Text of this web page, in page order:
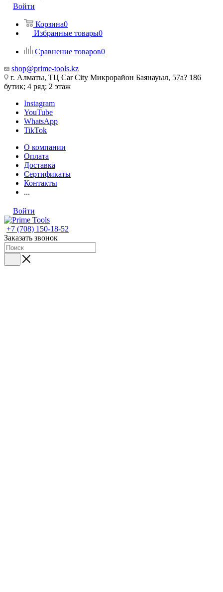
Войти
Корзина0
Избранные товары0
Сравнение товаров0
shop@prime-tools.kz
г. Алматы, ТЦ Car City​ ​Микрорайон Баянауыл, 57а? ​186
бутик; 4 ряд; 2 этаж
Instagram
YouTube
WhatsApp
TikTok
О компании
Оплата
Доставка
Сертификаты
Контакты
...
Войти
+7 (708) 150-18-52
Заказать звонок